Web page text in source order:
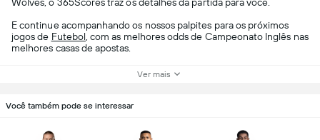
E continue acompanhando os nossos palpites para os próximos
jogos de Futebol , com as melhores odds de Campeonato Inglês nas
melhores casas de apostas.
Ver mais
Você também pode se interessar